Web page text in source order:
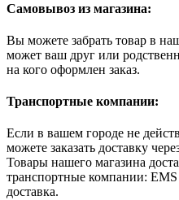
Самовывоз из магазина:
Вы можете забрать товар в
может ваш друг или
на кого оформлен заказ.
Транспортные компании:
Если в вашем городе не
можете заказать доставку
Товары нашего магазина
транспортные компании:
доставка.